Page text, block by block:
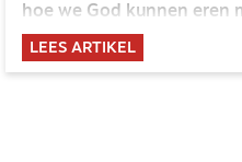
hoe we God kunnen eren
LEES ARTIKEL